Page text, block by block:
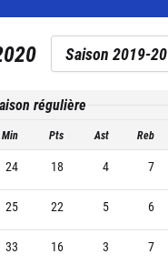
Saison 2019-20
régulière
Min Pts Ast Reb
24 18 4 7
25 22 5 6
33 16 3 7